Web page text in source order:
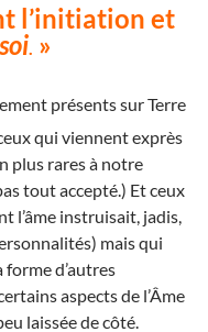
l’initiation et
»
présents sur Terre
qui viennent exprès
plus rares à notre
tout accepté.) Et ceux
l’âme instruisait, jadis,
mais qui
d’autres
aspects de l’Âme
laissée de côté.